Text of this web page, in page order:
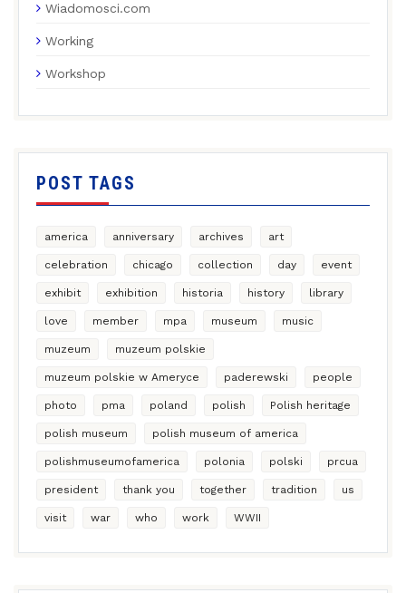
Wiadomosci.com
Working
Workshop
POST TAGS
america anniversary archives art
celebration chicago collection day event
exhibit exhibition historia history library
love member mpa museum music
muzeum muzeum polskie
muzeum polskie w Ameryce paderewski people
photo pma poland polish Polish heritage
polish museum polish museum of america
polishmuseumofamerica polonia polski prcua
president thank you together tradition us
visit war who work WWII